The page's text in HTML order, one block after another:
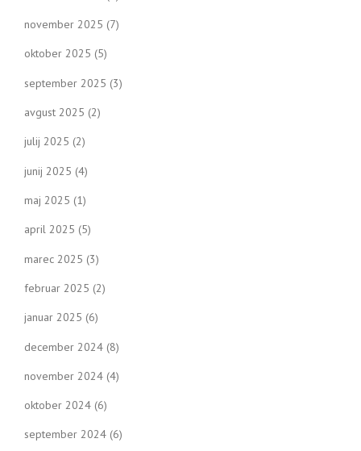
november 2025 (7)
oktober 2025 (5)
september 2025 (3)
avgust 2025 (2)
julij 2025 (2)
junij 2025 (4)
maj 2025 (1)
april 2025 (5)
marec 2025 (3)
februar 2025 (2)
januar 2025 (6)
december 2024 (8)
november 2024 (4)
oktober 2024 (6)
september 2024 (6)